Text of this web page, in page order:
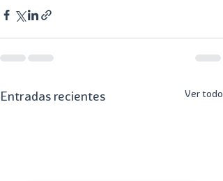
Entradas recientes Ver todo